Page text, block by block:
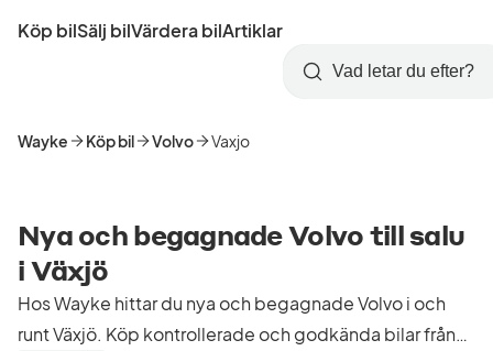
till
Startsida
Köp bilSälj bilVärdera bilArtiklar
Skapa
konto
Logga
in
Sök
Wayke Köp bil Volvo Vaxjo
Nya och begagnade Volvo till salu
i Växjö
Hos Wayke hittar du nya och begagnade Volvo i och
runt Växjö. Köp kontrollerade och godkända bilar från